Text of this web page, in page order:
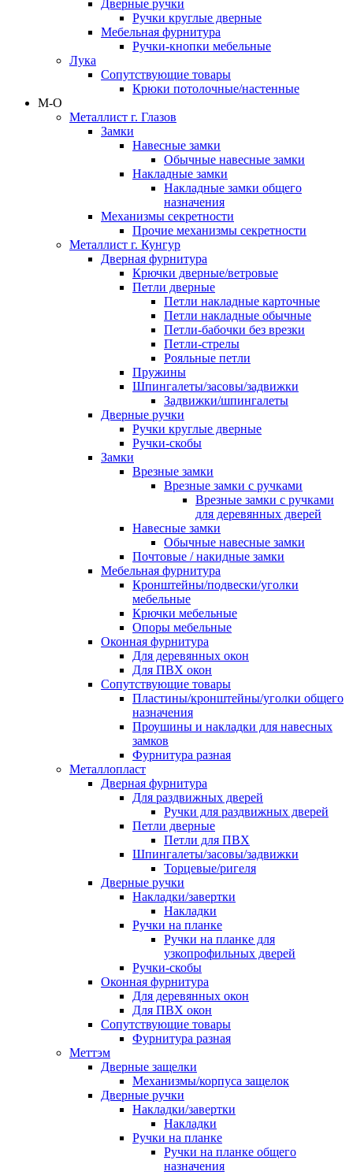
Дверные ручки
Ручки круглые дверные
Мебельная фурнитура
Ручки-кнопки мебельные
Лука
Сопутствующие товары
Крюки потолочные/настенные
М-О
Металлист г. Глазов
Замки
Навесные замки
Обычные навесные замки
Накладные замки
Накладные замки общего
назначения
Механизмы секретности
Прочие механизмы секретности
Металлист г. Кунгур
Дверная фурнитура
Крючки дверные/ветровые
Петли дверные
Петли накладные карточные
Петли накладные обычные
Петли-бабочки без врезки
Петли-стрелы
Рояльные петли
Пружины
Шпингалеты/засовы/задвижки
Задвижки/шпингалеты
Дверные ручки
Ручки круглые дверные
Ручки-скобы
Замки
Врезные замки
Врезные замки с ручками
Врезные замки с ручками
для деревянных дверей
Навесные замки
Обычные навесные замки
Почтовые / накидные замки
Мебельная фурнитура
Кронштейны/подвески/уголки
мебельные
Крючки мебельные
Опоры мебельные
Оконная фурнитура
Для деревянных окон
Для ПВХ окон
Сопутствующие товары
Пластины/кронштейны/уголки общего
назначения
Проушины и накладки для навесных
замков
Фурнитура разная
Металлопласт
Дверная фурнитура
Для раздвижных дверей
Ручки для раздвижных дверей
Петли дверные
Петли для ПВХ
Шпингалеты/засовы/задвижки
Торцевые/ригеля
Дверные ручки
Накладки/завертки
Накладки
Ручки на планке
Ручки на планке для
узкопрофильных дверей
Ручки-скобы
Оконная фурнитура
Для деревянных окон
Для ПВХ окон
Сопутствующие товары
Фурнитура разная
Меттэм
Дверные защелки
Механизмы/корпуса защелок
Дверные ручки
Накладки/завертки
Накладки
Ручки на планке
Ручки на планке общего
назначения